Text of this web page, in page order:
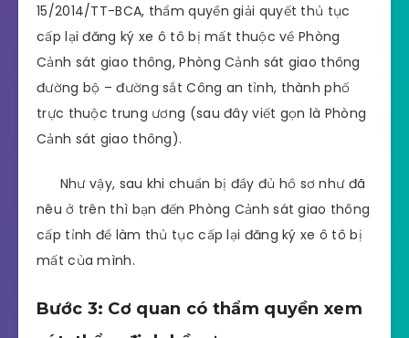
15/2014/TT-BCA, thẩm quyền giải quyết thủ tục
cấp lại đăng ký xe ô tô bị mất thuộc về Phòng
Cảnh sát giao thông, Phòng Cảnh sát giao thông
đường bộ – đường sắt Công an tỉnh, thành phố
trực thuộc trung ương (sau đây viết gọn là Phòng
Cảnh sát giao thông).
Như vậy, sau khi chuẩn bị đầy đủ hồ sơ như đã
nêu ở trên thì bạn đến Phòng Cảnh sát giao thông
cấp tỉnh để làm thủ tục cấp lại đăng ký xe ô tô bị
mất của mình.
Bước 3: Cơ quan có thẩm quyền xem